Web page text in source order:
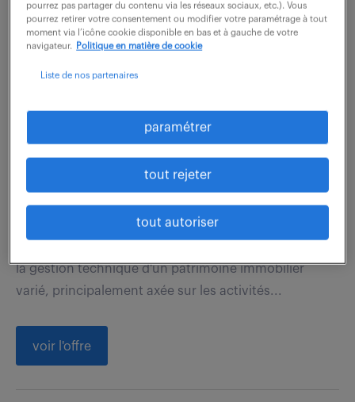
gestionnaire technique de
Rattachement & Cadre de travail Rattaché(e) au
la gestion technique d'un patrimoine immobilier
varié, principalement axée sur les activités...
voir l'offre
pourrez pas partager du contenu via les réseaux sociaux, etc.). Vous
pourrez retirer votre consentement ou modifier votre paramétrage à tout
moment via l’icône cookie disponible en bas et à gauche de votre
navigateur.
Politique en matière de cookie
Liste de nos partenaires
paramétrer
tout rejeter
tout autoriser